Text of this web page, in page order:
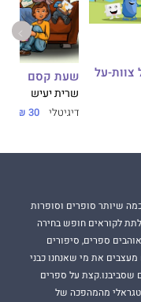
צוות-על
שעת קסם
שרית יעיש
דיגיטלי 30 ₪
שיותר סופרים וסופרות
לקוראים חופש בחירה
ספרים, סיפורים
מעצבים את מי שאנחנו כבני
שסביבנו.קצת על ספרים
מהמהפכה של